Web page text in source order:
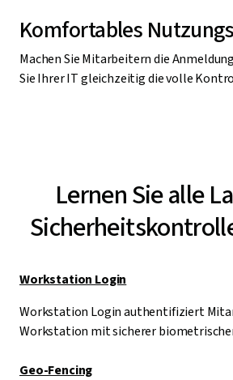
Komfortables
Machen Sie Mitarbeitern die
Sie Ihrer IT gleichzeitig die volle
Lernen Sie alle
Workstation Login
Workstation Login authentifiziert
Workstation mit sicherer
Geo-Fencing